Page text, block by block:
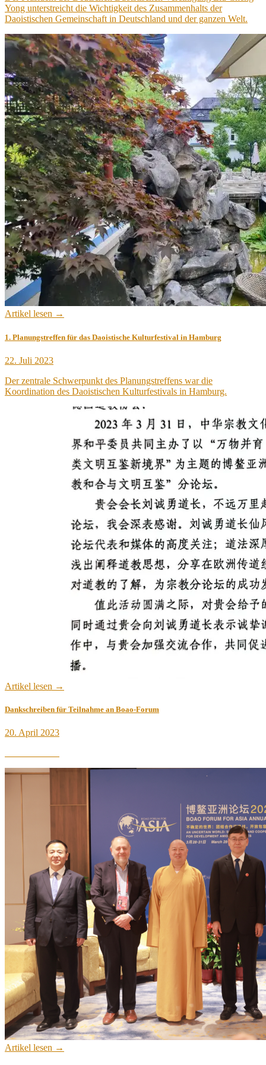
Yong unterstreicht die Wichtigkeit des Zusammenhalts der
Daoistischen Gemeinschaft in Deutschland und der ganzen Welt.
Artikel lesen →
1. Planungstreffen für das Daoistische Kulturfestival in Hamburg
Veröffentlicht
22. Juli 2023
Der zentrale Schwerpunkt des Planungstreffens war die
Koordination des Daoistischen Kulturfestivals in Hamburg.
Artikel lesen →
Dankschreiben für Teilnahme an Boao-Forum
Veröffentlicht
20. April 2023
Artikel lesen →